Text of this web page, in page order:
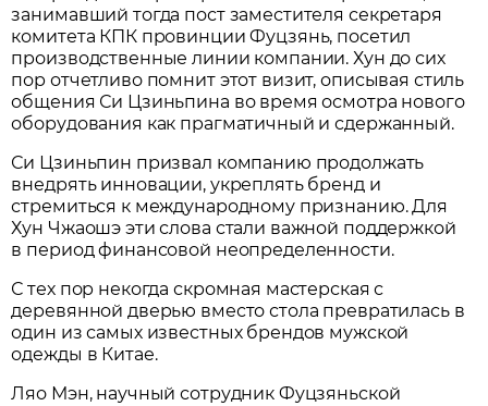
занимавший тогда пост заместителя секретаря
комитета КПК провинции Фуцзянь, посетил
производственные линии компании. Хун до сих
пор отчетливо помнит этот визит, описывая стиль
общения Си Цзиньпина во время осмотра нового
оборудования как прагматичный и сдержанный.
Си Цзиньпин призвал компанию продолжать
внедрять инновации, укреплять бренд и
стремиться к международному признанию. Для
Хун Чжаошэ эти слова стали важной поддержкой
в период финансовой неопределенности.
С тех пор некогда скромная мастерская с
деревянной дверью вместо стола превратилась в
один из самых известных брендов мужской
одежды в Китае.
Ляо Мэн, научный сотрудник Фуцзяньской